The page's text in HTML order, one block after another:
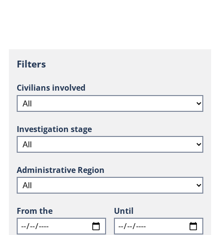
Filters
Civilians involved
Investigation stage
Administrative Region
From the Until